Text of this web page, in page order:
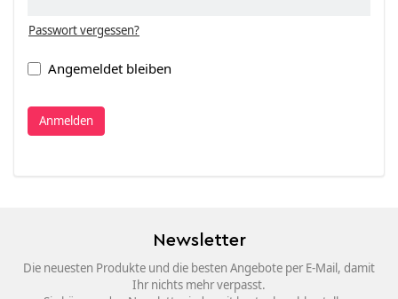
Passwort vergessen?
Angemeldet bleiben
Anmelden
Newsletter
Die neuesten Produkte und die besten Angebote per E-Mail, damit
Ihr nichts mehr verpasst.